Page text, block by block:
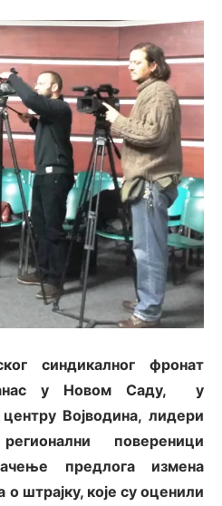
синдикалног фронат
у Новом Саду, у
Војводина, лидери
повереници
предлога измена
штрајку, које су оценили